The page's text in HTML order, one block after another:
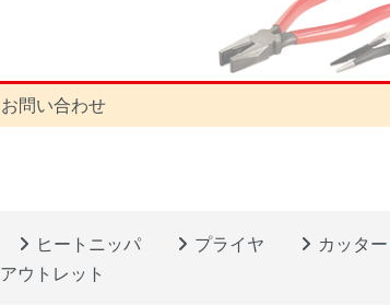
お問い合わせ
ヒートニッパ プライヤ カッター
アウトレット